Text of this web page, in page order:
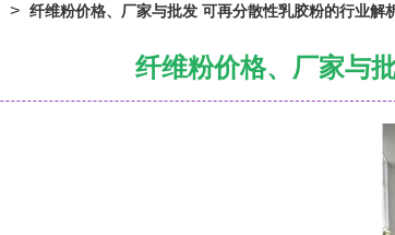
> 纤维粉价格、厂家与批发 可再分散性乳胶粉的行业解
纤维粉价格、厂家与